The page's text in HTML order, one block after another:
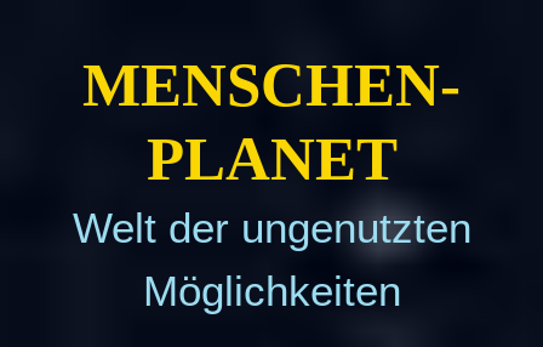
MEN­SCHEN­
PLA­NET
Welt der ungenutzten
Möglichkeiten